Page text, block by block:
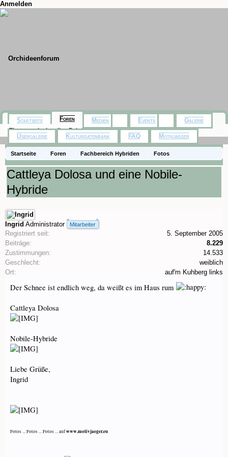
Anmelden
Startseite Foren Fachbereich Hybriden Fotos
Cattleya Dolosa und eine Nobile-
Hybride
Ingrid Administrator Mitarbeiter
Registriert seit:
5. September 2005
Beiträge:
8.229
Zustimmungen:
14.533
Geschlecht:
weiblich
Ort:
auf'm Kuhberg links
Der Schnee ist endlich weg, da weißt es im Haus rum
Cattleya Dolosa
Nobile-Hybride
Liebe Grüße,
Ingrid
Fotos ... Fotos ... Fotos ... aufwww.motivjaeger.eu
Startseite Foren
Themen mit aktuellen Beiträgen
Medien Events Galerie
Usergalerie Kulturdatenbank FAQ Motivjaeger